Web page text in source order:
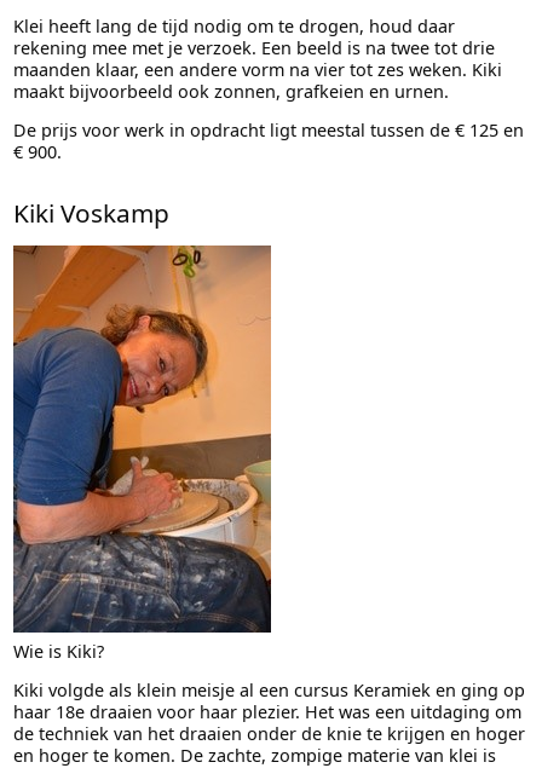
Klei heeft lang de tijd nodig om te drogen, houd daar
rekening mee met je verzoek. Een beeld is na twee tot drie
maanden klaar, een andere vorm na vier tot zes weken. Kiki
maakt bijvoorbeeld ook zonnen, grafkeien en urnen.
De prijs voor werk in opdracht ligt meestal tussen de € 125 en
€ 900.
Kiki Voskamp
Wie is Kiki?
Kiki volgde als klein meisje al een cursus Keramiek en ging op
haar 18e draaien voor haar plezier. Het was een uitdaging om
de techniek van het draaien onder de knie te krijgen en hoger
en hoger te komen. De zachte, zompige materie van klei is